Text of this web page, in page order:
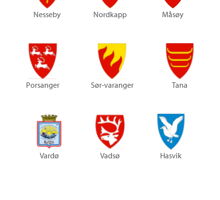
Nesseby Nordkapp Måsøy
Porsanger Sør-varanger Tana
Vardø Vadsø Hasvik